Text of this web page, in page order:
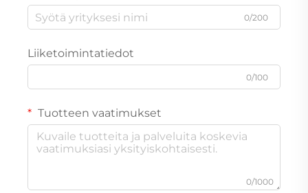
0/200
Liiketoimintatiedot
0/100
Tuotteen vaatimukset
0/1000